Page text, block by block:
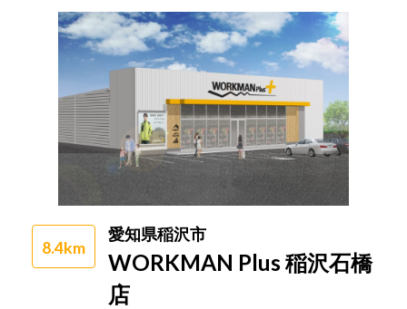
8.4km
愛知県稲沢市
WORKMAN Plus 稲沢石橋
店